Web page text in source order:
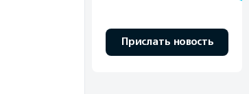
Прислать новость